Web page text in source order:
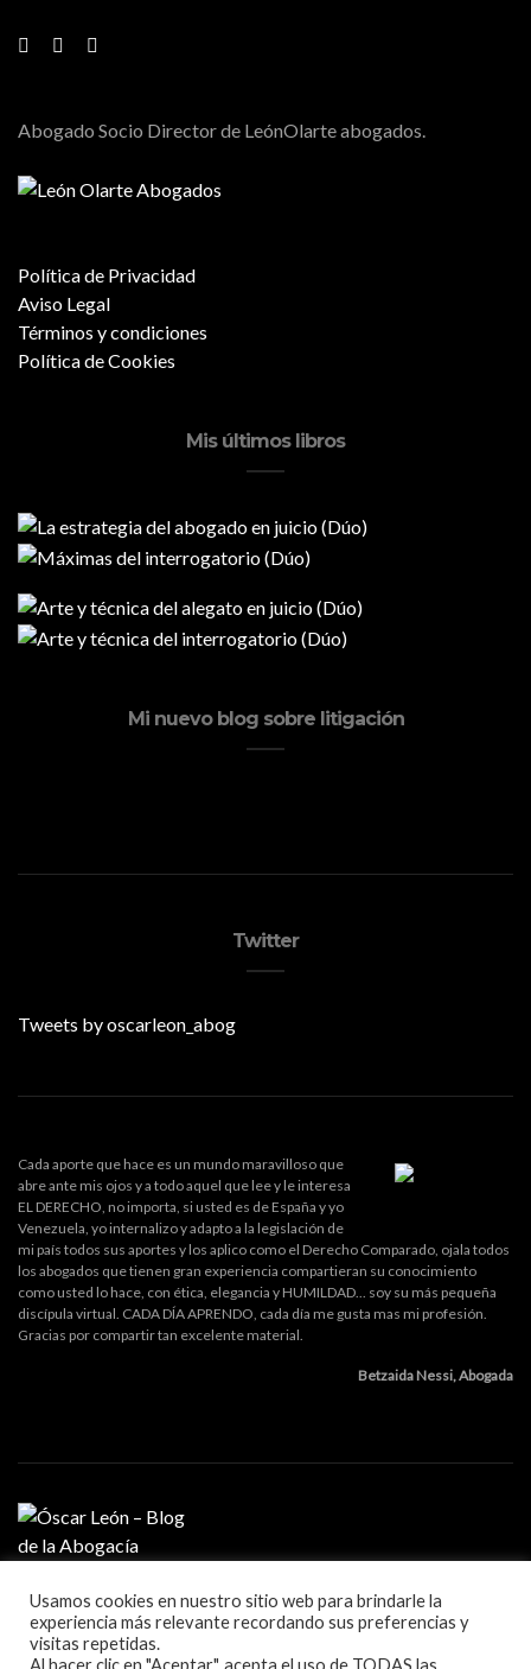
Abogado Socio Director de LeónOlarte abogados.
Política de Privacidad
Aviso Legal
Términos y condiciones
Política de Cookies
Mis últimos libros
Mi nuevo blog sobre litigación
Twitter
Tweets by oscarleon_abog
Cada aporte que hace es un mundo maravilloso que
abre ante mis ojos y a todo aquel que lee y le interesa
EL DERECHO, no importa, si usted es de España y yo
Venezuela, yo internalizo y adapto a la legislación de
mi país todos sus aportes y los aplico como el Derecho Comparado, ojala todos
los abogados que tienen gran experiencia compartieran su conocimiento
como usted lo hace, con ética, elegancia y HUMILDAD... soy su más pequeña
discípula virtual. CADA DÍA APRENDO, cada día me gusta mas mi profesión.
Gracias por compartir tan excelente material.
Betzaida Nessi, Abogada
MI PROFESIÓN
GESTIÓN DE DESPACHO
LITIGACIÓN Y ORATORIA
Usamos cookies en nuestro sitio web para brindarle la
experiencia más relevante recordando sus preferencias y
visitas repetidas.
Al hacer clic en "Aceptar", acepta el uso de TODAS las